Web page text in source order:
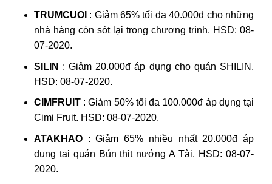
TRUMCUOI : Giảm 65% tối đa 40.000đ cho những
nhà hàng còn sót lại trong chương trình. HSD: 08-
07-2020.
SILIN : Giảm 20.000đ áp dụng cho quán SHILIN.
HSD: 08-07-2020.
CIMFRUIT : Giảm 50% tối đa 100.000đ áp dụng tại
Cimi Fruit. HSD: 08-07-2020.
ATAKHAO : Giảm 65% nhiều nhất 20.000đ áp
dụng tại quán Bún thịt nướng A Tài. HSD: 08-07-
2020.